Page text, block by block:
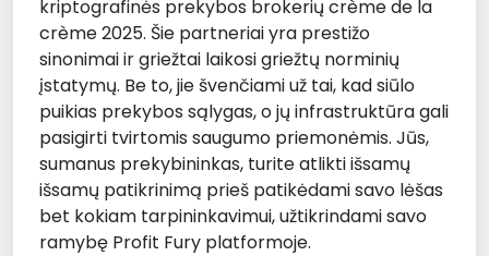
kriptografinės prekybos brokerių crème de la
crème 2025. Šie partneriai yra prestižo
sinonimai ir griežtai laikosi griežtų norminių
įstatymų. Be to, jie švenčiami už tai, kad siūlo
puikias prekybos sąlygas, o jų infrastruktūra gali
pasigirti tvirtomis saugumo priemonėmis. Jūs,
sumanus prekybininkas, turite atlikti išsamų
išsamų patikrinimą prieš patikėdami savo lėšas
bet kokiam tarpininkavimui, užtikrindami savo
ramybę Profit Fury platformoje.